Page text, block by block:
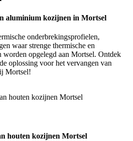
aluminium kozijnen in Mortsel
onderbrekingsprofielen,
waar strenge thermische en
worden opgelegd aan Mortsel. Ontdek
oplossing voor het vervangen van
Mortsel!
houten kozijnen Mortsel